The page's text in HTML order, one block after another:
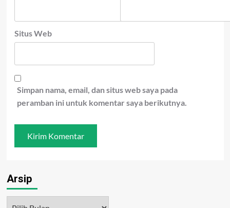
Situs Web
Simpan nama, email, dan situs web saya pada
peramban ini untuk komentar saya berikutnya.
Arsip